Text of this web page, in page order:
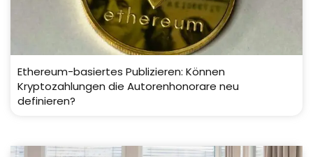
Ethereum-basiertes Publizieren: Können
Kryptozahlungen die Autorenhonorare neu
definieren?